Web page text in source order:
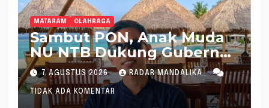
MATARAM OLAHRAGA
Sambut PON, Anak Muda
NU NTB Dukung Gubernur
Pimpin KONI NTB
7 AGUSTUS 2026 RADAR MANDALIKA
TIDAK ADA KOMENTAR